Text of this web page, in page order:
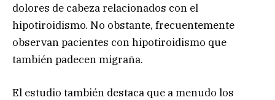
dolores de cabeza relacionados con el
hipotiroidismo. No obstante, frecuentemente
observan pacientes con hipotiroidismo que
también padecen migraña.
El estudio también destaca que a menudo los